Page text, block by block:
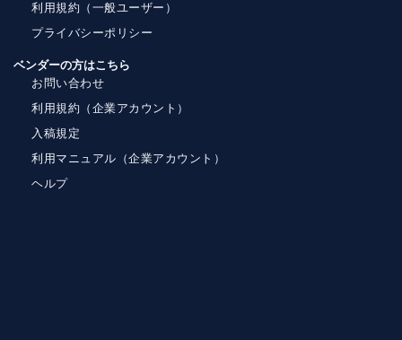
利用規約（一般ユーザー）
プライバシーポリシー
ベンダーの方はこちら
お問い合わせ
利用規約（企業アカウント）
入稿規定
利用マニュアル（企業アカウント）
ヘルプ